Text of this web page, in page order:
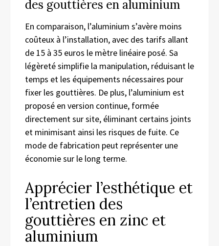
des gouttières en aluminium
En comparaison, l’aluminium s’avère moins
coûteux à l’installation, avec des tarifs allant
de 15 à 35 euros le mètre linéaire posé. Sa
légèreté simplifie la manipulation, réduisant le
temps et les équipements nécessaires pour
fixer les gouttières. De plus, l’aluminium est
proposé en version continue, formée
directement sur site, éliminant certains joints
et minimisant ainsi les risques de fuite. Ce
mode de fabrication peut représenter une
économie sur le long terme.
Apprécier l’esthétique et
l’entretien des
gouttières en zinc et
aluminium